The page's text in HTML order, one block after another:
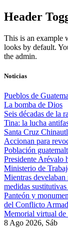
Skip
to
Header
This is an example
looks by default.
the admin.
Noticias
Pueblos de
La bomba de Dios
Seis décadas de la
Tina: la lucha
Santa Cruz
Accionan para
Población
Presidente Arévalo
Ministerio de
Mientras
medidas
Panteón y
del Conflicto
Memorial virtual
8 Ago 2026, Sáb